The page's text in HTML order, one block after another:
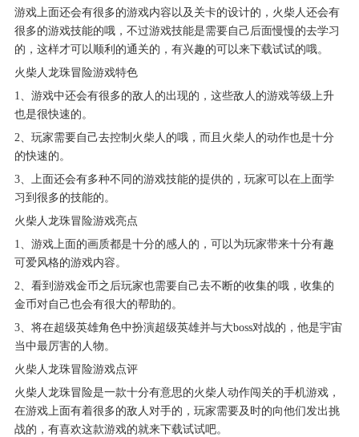
游戏上面还会有很多的游戏内容以及关卡的设计的，火柴人还会有
很多的游戏技能的哦，不过游戏技能是需要自己后面慢慢的去学习
的，这样才可以顺利的通关的，有兴趣的可以来下载试试的哦。
火柴人龙珠冒险游戏特色
1、游戏中还会有很多的敌人的出现的，这些敌人的游戏等级上升
也是很快速的。
2、玩家需要自己去控制火柴人的哦，而且火柴人的动作也是十分
的快速的。
3、上面还会有多种不同的游戏技能的提供的，玩家可以在上面学
习到很多的技能的。
火柴人龙珠冒险游戏亮点
1、游戏上面的画质都是十分的感人的，可以为玩家带来十分有趣
可爱风格的游戏内容。
2、看到游戏金币之后玩家也需要自己去不断的收集的哦，收集的
金币对自己也会有很大的帮助的。
3、将在超级英雄角色中扮演超级英雄并与大boss对战的，他是宇宙
当中最厉害的人物。
火柴人龙珠冒险游戏点评
火柴人龙珠冒险是一款十分有意思的火柴人动作闯关的手机游戏，
在游戏上面有着很多的敌人对手的，玩家需要及时的向他们发出挑
战的，有喜欢这款游戏的就来下载试试吧。